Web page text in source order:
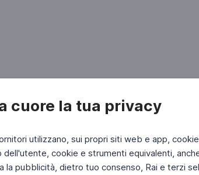
cuore la tua privacy
utilizzano, sui propri siti web e app,
dell'utente, cookie e strumenti equivalenti,
la pubblicità, dietro tuo consenso, Rai e terzi
Fai di